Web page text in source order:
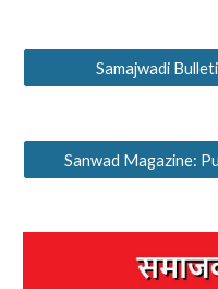
Samajwadi
Sanwad Magazine: